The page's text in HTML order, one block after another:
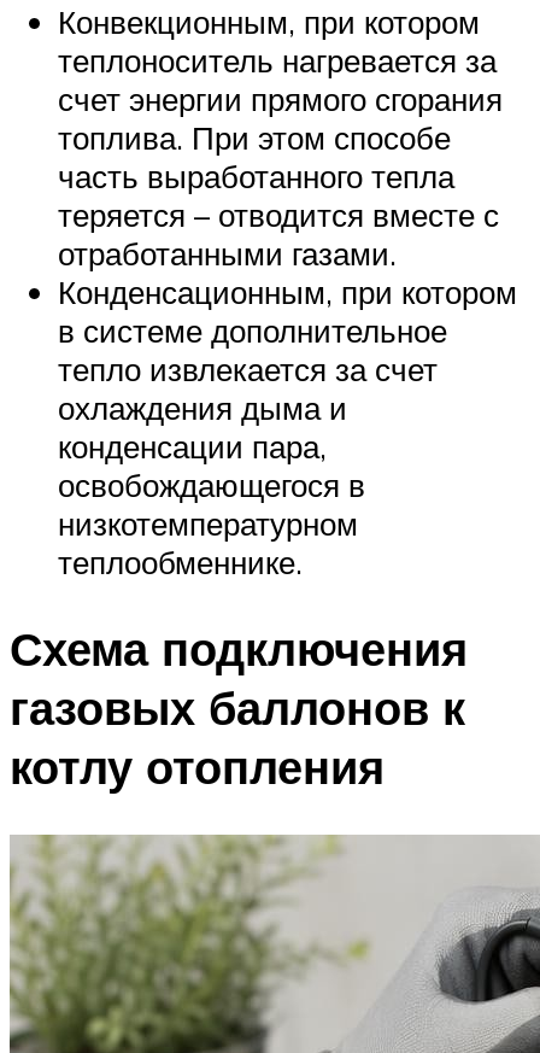
Конвекционным, при котором
теплоноситель нагревается за
счет энергии прямого сгорания
топлива. При этом способе
часть выработанного тепла
теряется – отводится вместе с
отработанными газами.
Конденсационным, при котором
в системе дополнительное
тепло извлекается за счет
охлаждения дыма и
конденсации пара,
освобождающегося в
низкотемпературном
теплообменнике.
Схема подключения
газовых баллонов к
котлу отопления